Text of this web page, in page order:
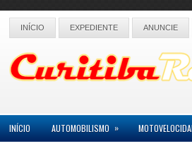
INÍCIO EXPEDIENTE ANUNCIE
INÍCIO AUTOMOBILISMO »